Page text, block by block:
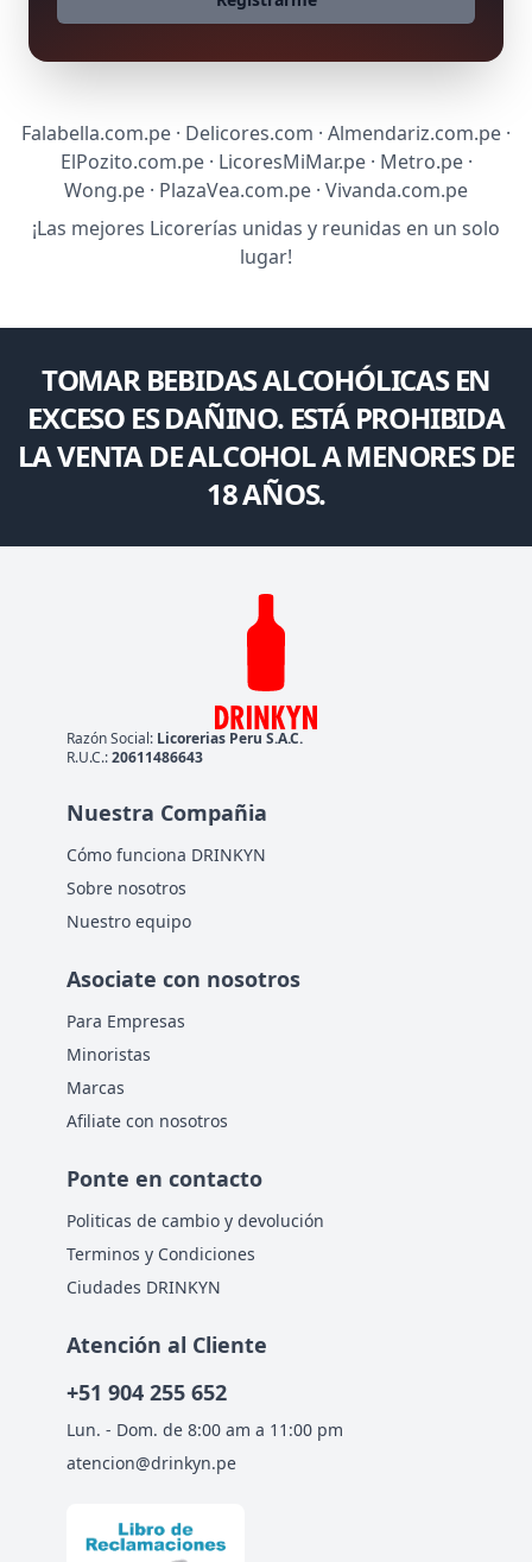
Falabella.com.pe · Delicores.com · Almendariz.com.pe ·
ElPozito.com.pe · LicoresMiMar.pe · Metro.pe ·
Wong.pe · PlazaVea.com.pe · Vivanda.com.pe
¡Las mejores Licorerías unidas y reunidas en un solo
lugar!
TOMAR BEBIDAS ALCOHÓLICAS EN
EXCESO ES DAÑINO. ESTÁ PROHIBIDA
LA VENTA DE ALCOHOL A MENORES DE
18 AÑOS.
Razón Social: Licorerias Peru S.A.C.
R.U.C.:20611486643
Nuestra Compañia
Cómo funciona DRINKYN
Sobre nosotros
Nuestro equipo
Asociate con nosotros
Para Empresas
Minoristas
Marcas
Afiliate con nosotros
Ponte en contacto
Politicas de cambio y devolución
Terminos y Condiciones
Ciudades DRINKYN
Atención al Cliente
+51 904 255 652
Lun. - Dom. de 8:00 am a 11:00 pm
atencion@drinkyn.pe